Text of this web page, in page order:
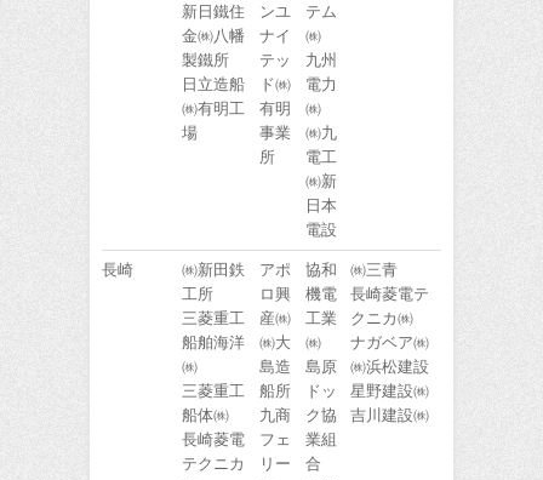
新日鐵住
金㈱八幡
製鐵所
日立造船
㈱有明工
場
ンユ
ナイ
テッ
ド㈱
有明
事業
所
テム
㈱
九州
電力
㈱
㈱九
電工
㈱新
日本
電設
長崎
㈱新田鉄
工所
三菱重工
船舶海洋
㈱
三菱重工
船体㈱
長崎菱電
テクニカ
アポ
ロ興
産㈱
㈱大
島造
船所
九商
フェ
リー
協和
機電
工業
㈱
島原
ドッ
ク協
業組
合
㈱三青
長崎菱電テ
クニカ㈱
ナガベア㈱
㈱浜松建設
星野建設㈱
吉川建設㈱